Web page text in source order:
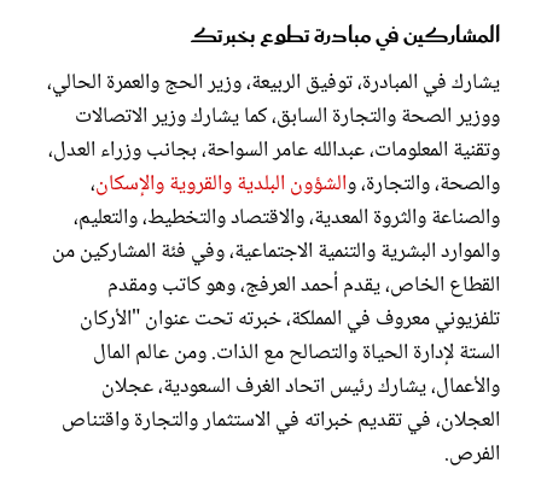
المشاركين في مبادرة تطوع بخبرتك
يشارك في المبادرة، توفيق الربيعة، وزير الحج والعمرة الحالي،
ووزير الصحة والتجارة السابق، كما يشارك وزير الاتصالات
وتقنية المعلومات، عبدالله عامر السواحة، بجانب وزراء العدل،
والصحة، والتجارة، والشؤون البلدية والقروية والإسكان،
والصناعة والثروة المعدية، والاقتصاد والتخطيط، والتعليم،
والموارد البشرية والتنمية الاجتماعية، وفي فئة المشاركين من
القطاع الخاص، يقدم أحمد العرفج، وهو كاتب ومقدم
تلفزيوني معروف في المملكة، خبرته تحت عنوان "الأركان
الستة لإدارة الحياة والتصالح مع الذات. ومن عالم المال
والأعمال، يشارك رئيس اتحاد الغرف السعودية، عجلان
العجلان، في تقديم خبراته في الاستثمار والتجارة واقتناص
الفرص.